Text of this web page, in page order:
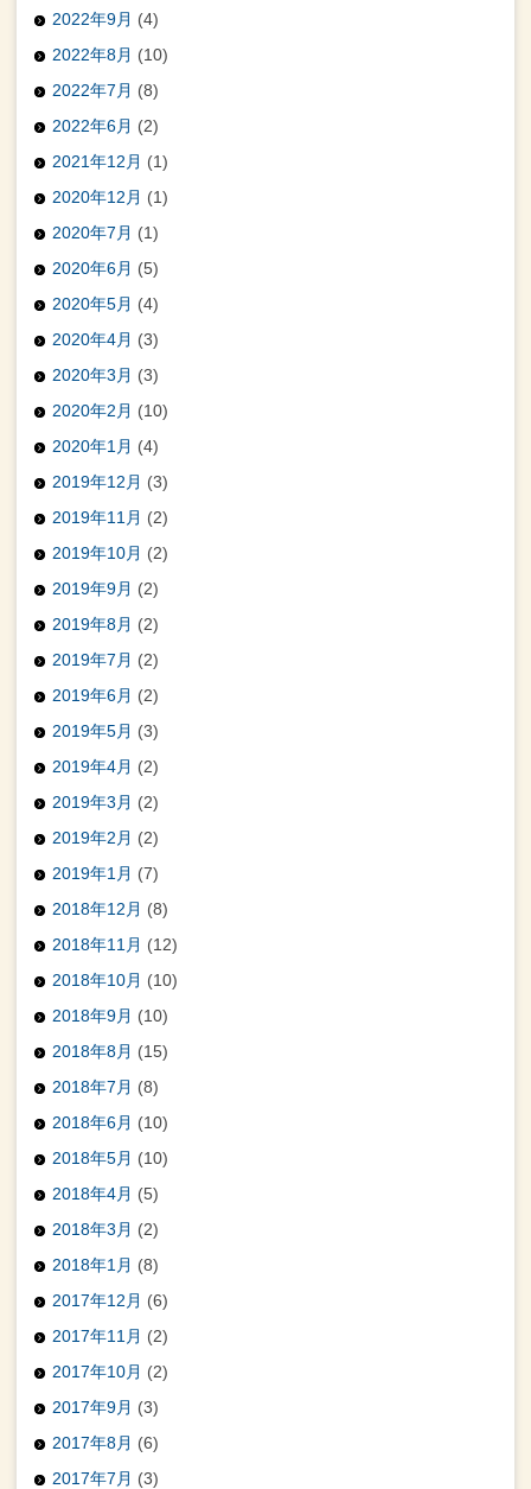
2022年9月 (4)
2022年8月 (10)
2022年7月 (8)
2022年6月 (2)
2021年12月 (1)
2020年12月 (1)
2020年7月 (1)
2020年6月 (5)
2020年5月 (4)
2020年4月 (3)
2020年3月 (3)
2020年2月 (10)
2020年1月 (4)
2019年12月 (3)
2019年11月 (2)
2019年10月 (2)
2019年9月 (2)
2019年8月 (2)
2019年7月 (2)
2019年6月 (2)
2019年5月 (3)
2019年4月 (2)
2019年3月 (2)
2019年2月 (2)
2019年1月 (7)
2018年12月 (8)
2018年11月 (12)
2018年10月 (10)
2018年9月 (10)
2018年8月 (15)
2018年7月 (8)
2018年6月 (10)
2018年5月 (10)
2018年4月 (5)
2018年3月 (2)
2018年1月 (8)
2017年12月 (6)
2017年11月 (2)
2017年10月 (2)
2017年9月 (3)
2017年8月 (6)
2017年7月 (3)